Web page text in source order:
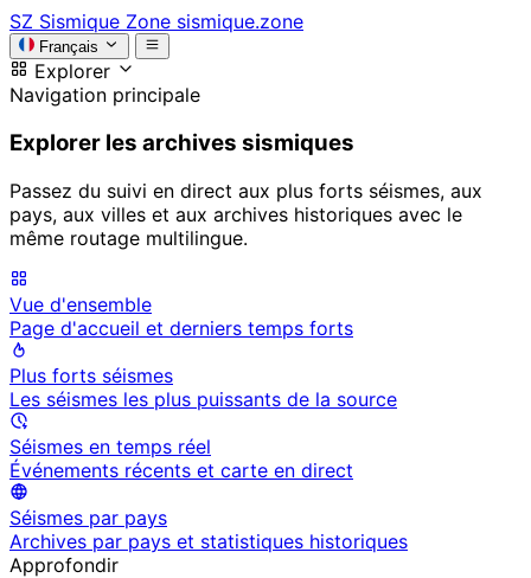
SZ Sismique Zone sismique.zone
Français
Explorer
Navigation principale
Explorer les archives sismiques
Passez du suivi en direct aux plus forts séismes, aux
pays, aux villes et aux archives historiques avec le
même routage multilingue.
Vue d'ensemble
Page d'accueil et derniers temps forts
Plus forts séismes
Les séismes les plus puissants de la source
Séismes en temps réel
Événements récents et carte en direct
Séismes par pays
Archives par pays et statistiques historiques
Approfondir